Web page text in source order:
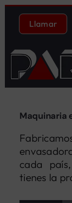
Saltar
contenido
Llamar
Maquinaria
Aplicación
Quiénes somos
Maquinaria
cada
tienes la